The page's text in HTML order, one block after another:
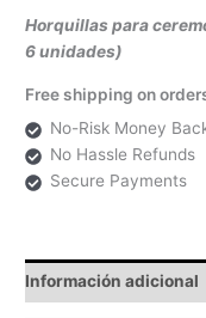
Horquillas para
6 unidades)
Free shipping on
No-Risk Money
No Hassle Refunds
Secure Payments
Información adicional